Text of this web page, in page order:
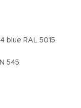
blue RAL 5015
545